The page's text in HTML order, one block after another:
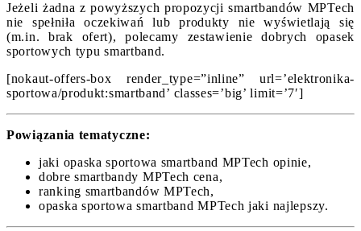
Jeżeli żadna z powyższych propozycji smartbandów MPTech
nie spełniła oczekiwań lub produkty nie wyświetlają się
(m.in. brak ofert), polecamy zestawienie dobrych opasek
sportowych typu smartband.
[nokaut-offers-box render_type=”inline” url=’elektronika-
sportowa/produkt:smartband’ classes=’big’ limit=’7′]
Powiązania tematyczne:
jaki opaska sportowa smartband MPTech opinie,
dobre smartbandy MPTech cena,
ranking smartbandów MPTech,
opaska sportowa smartband MPTech jaki najlepszy.